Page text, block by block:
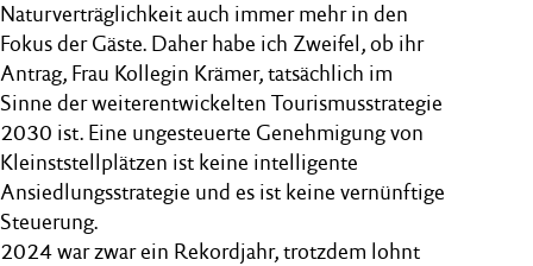
Naturverträglichkeit auch immer mehr in den
Fokus der Gäste. Daher habe ich Zweifel, ob ihr
Antrag, Frau Kollegin Krämer, tatsächlich im
Sinne der weiterentwickelten Tourismusstrategie
2030 ist. Eine ungesteuerte Genehmigung von
Kleinststellplätzen ist keine intelligente
Ansiedlungsstrategie und es ist keine vernünftige
Steuerung.
2024 war zwar ein Rekordjahr, trotzdem lohnt